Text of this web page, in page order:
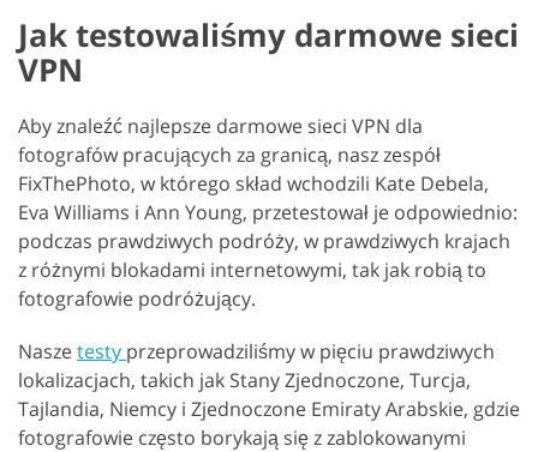
Jak testowaliśmy darmowe sieci
VPN
Aby znaleźć najlepsze darmowe sieci VPN dla
fotografów pracujących za granicą, nasz zespół
FixThePhoto, w którego skład wchodzili Kate Debela,
Eva Williams i Ann Young, przetestował je odpowiednio:
podczas prawdziwych podróży, w prawdziwych krajach
z różnymi blokadami internetowymi, tak jak robią to
fotografowie podróżujący.
Naszetesty przeprowadziliśmy w pięciu prawdziwych
lokalizacjach, takich jak Stany Zjednoczone, Turcja,
Tajlandia, Niemcy i Zjednoczone Emiraty Arabskie, gdzie
fotografowie często borykają się z zablokowanymi